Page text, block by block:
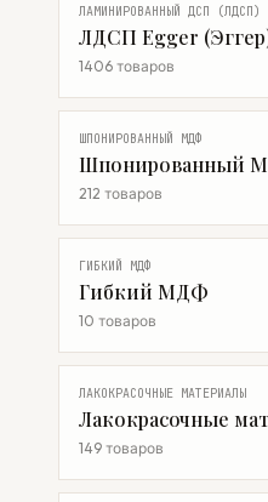
ЛАМИНИРОВАННЫЙ ДСП (ЛДСП)
ЛДСП Egger
1406 товаров
ШПОНИРОВАННЫЙ МДФ
Шпонированный
212 товаров
ГИБКИЙ МДФ
Гибкий МДФ
10 товаров
ЛАКОКРАСОЧНЫЕ МАТЕРИАЛЫ
Лакокрасочные
149 товаров